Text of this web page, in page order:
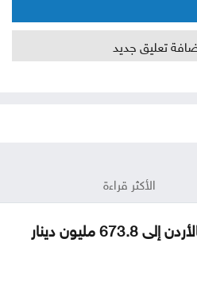
تعليق جديد
الأكثر قراءة
ارتفاع التداول العقاري بالأردن إلى 673.8 مليون دينار